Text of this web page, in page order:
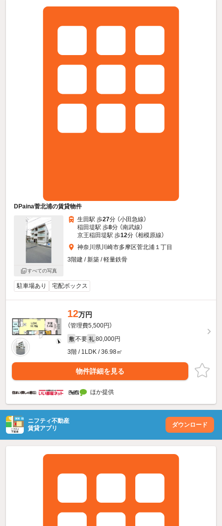
DPaina菅北浦の賃貸物件
すべての写真
生田駅 歩27分 （小田急線）
稲田堤駅 歩8分 （南武線）
京王稲田堤駅 歩12分 （相模原線）
神奈川県川崎市多摩区菅北浦１丁目
3階建 / 新築 / 軽量鉄骨
駐車場あり 宅配ボックス
12万円
（管理費5,500円）
敷 不要 礼 80,000円
3階 / 1LDK / 36.98㎡
物件詳細を見る
ほか提供
ニフティ不動産
賃貸アプリ
ダウンロード